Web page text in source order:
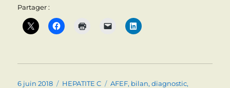
Partager :
Publié
6 juin 2018 Catégories
HEPATITE C Étiquettes
AFEF, bilan,diagnostic,